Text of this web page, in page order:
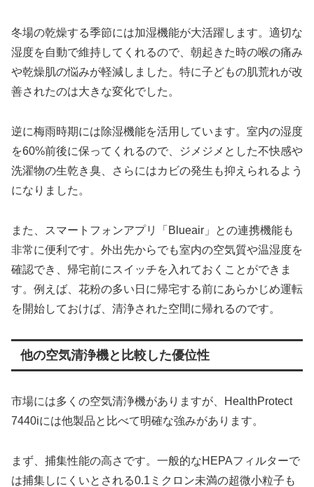
冬場の乾燥する季節には加湿機能が大活躍します。適切な
湿度を自動で維持してくれるので、朝起きた時の喉の痛み
や乾燥肌の悩みが軽減しました。特に子どもの肌荒れが改
善されたのは大きな変化でした。
逆に梅雨時期には除湿機能を活用しています。室内の湿度
を60%前後に保ってくれるので、ジメジメとした不快感や
洗濯物の生乾き臭、さらにはカビの発生も抑えられるよう
になりました。
また、スマートフォンアプリ「Blueair」との連携機能も
非常に便利です。外出先からでも室内の空気質や温湿度を
確認でき、帰宅前にスイッチを入れておくことができま
す。例えば、花粉の多い日に帰宅する前にあらかじめ運転
を開始しておけば、清浄された空間に帰れるのです。
他の空気清浄機と比較した優位性
市場には多くの空気清浄機がありますが、HealthProtect
7440iには他製品と比べて明確な強みがあります。
まず、捕集性能の高さです。一般的なHEPAフィルターで
は捕集しにくいとされる0.1ミクロン未満の超微小粒子も